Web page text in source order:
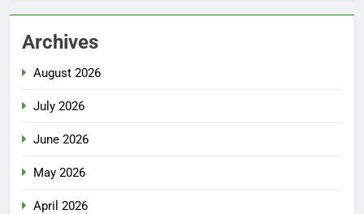
Archives
August 2026
July 2026
June 2026
May 2026
April 2026